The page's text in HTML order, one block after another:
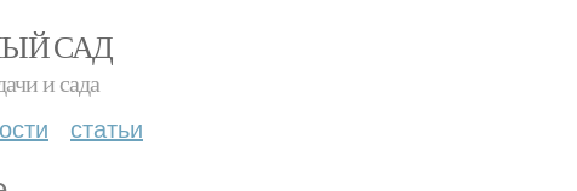
САД
и сада
статьи